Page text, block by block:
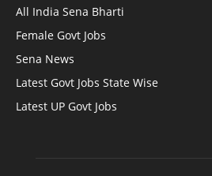
All India Sena Bharti
Female Govt Jobs
Sena News
Latest Govt Jobs State Wise
Latest UP Govt Jobs